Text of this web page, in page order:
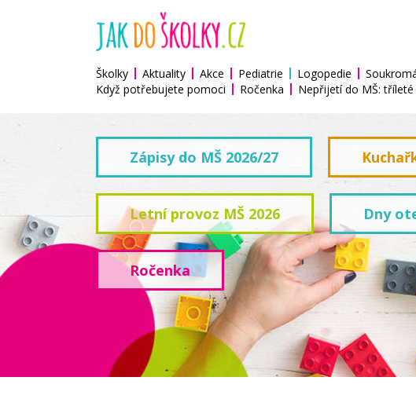
Školky Aktuality Akce Pediatrie Logopedie
Když potřebujete pomoci
Ročenka Nepřijetí do MŠ: tříleté
Zápisy do MŠ 2026/27
Letní provoz MŠ 2026 Dny
Ročenka